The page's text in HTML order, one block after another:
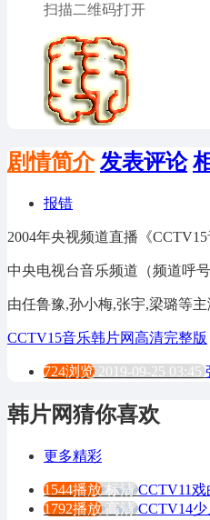
扫描二维码打开
剧情简介 发表评论
报错
2004年央视频道直播《
中央电视台音乐频道（频道呼
由任鲁豫,孙小梅,张宇,梁璐等主
CCTV15音乐韩片网高清完整版
724浏览 2019-09-25 03:45
韩片网猜你喜欢
更多精彩
1544播放 标清 CCTV11戏
1792播放 高清 CCTV14